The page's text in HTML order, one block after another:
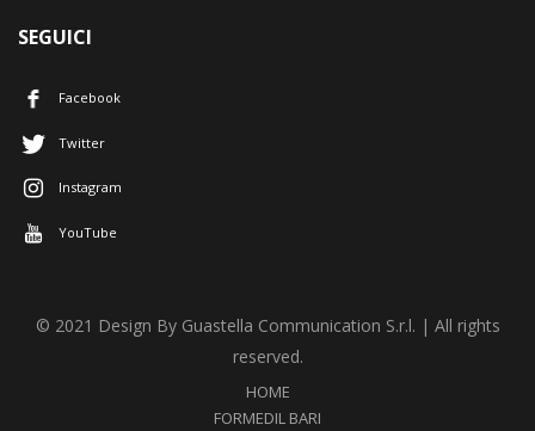
SEGUICI
Facebook
Twitter
Instagram
YouTube
© 2021 Design By Guastella Communication S.r.l. | All rights
reserved.
HOME
FORMEDIL BARI